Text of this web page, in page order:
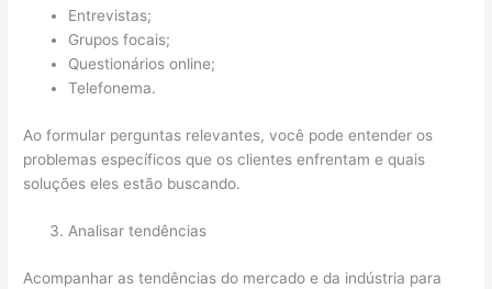
Entrevistas;
Grupos focais;
Questionários online;
Telefonema.
Ao formular perguntas relevantes, você pode entender os
problemas específicos que os clientes enfrentam e quais
soluções eles estão buscando.
Analisar tendências
Acompanhar as tendências do mercado e da indústria para